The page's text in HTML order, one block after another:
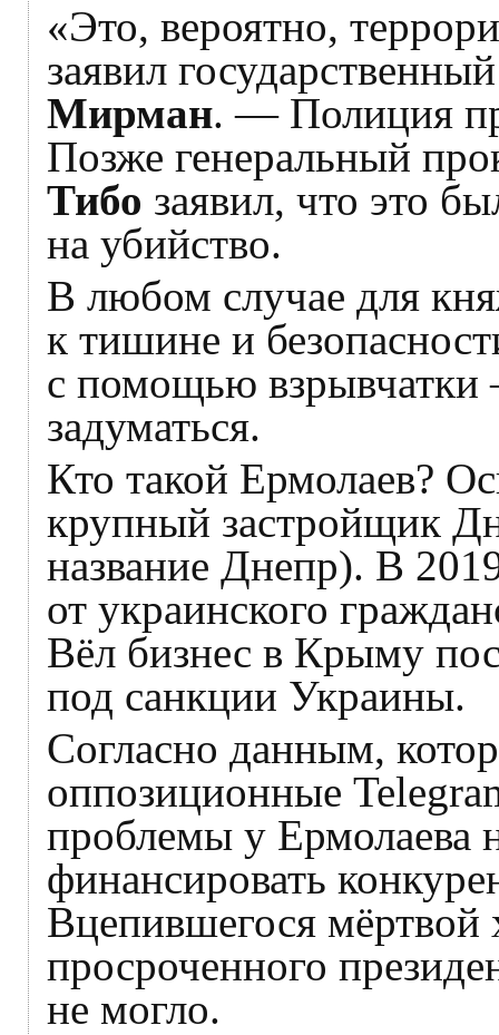
«Это, вероятно,
заявил
Мирман. — Полиция
Позже генеральный
Тибо заявил, что это
на убийство.
В любом случае для
к тишине и
с помощью взрывчатки
задуматься.
Кто такой Ермолаев?
крупный застройщик
название Днепр). В
от украинского
Вёл бизнес в Крыму
под санкции Украины.
Согласно данным,
оппозиционные
проблемы у Ермолаева
финансировать
Вцепившегося мёртвой
просроченного
не могло.